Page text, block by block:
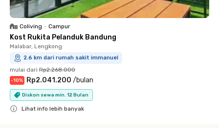
Coliving • Campur
Kost Rukita Pelanduk Bandung
Malabar, Lengkong
2.6 km dari rumah sakit immanuel
mulai dari Rp2.268.000
-10% Rp2.041.200 /bulan
Diskon sewa min. 12 Bulan
Lihat info lebih banyak